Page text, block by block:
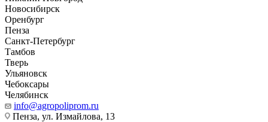
Новосибирск
Оренбург
Пенза
Санкт-Петербург
Тамбов
Тверь
Ульяновск
Чебоксары
Челябинск
info@agropoliprom.ru
Пенза, ул. Измайлова, 13